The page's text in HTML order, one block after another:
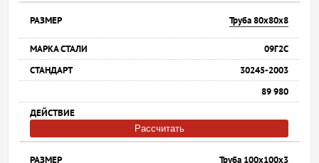
Труба 80х80х8
09Г2С
30245-2003
89 980
Рассчитать
Труба 100х100х3